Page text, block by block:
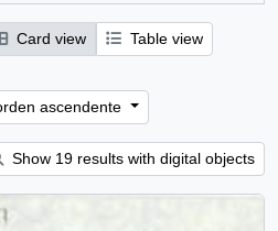
Card view
Table view
ascendente
Show 19 results with digital objects